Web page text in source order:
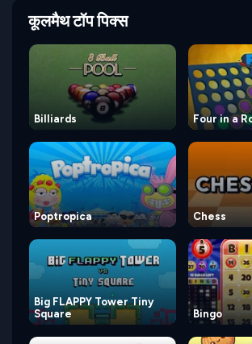
कूलमैथ टॉप पिक्स
Billiards Four in a
Poptropica Chess
Big FLAPPY Tower Tiny
Square
Bingo